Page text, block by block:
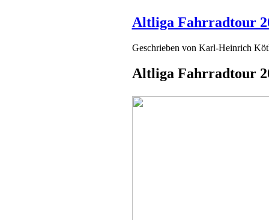
Altliga Fahrradtour
Geschrieben von Karl-Heinrich
Altliga Fahrradtour